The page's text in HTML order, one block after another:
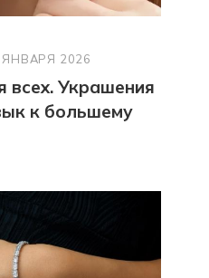
ЯНВАРЯ 2026
всех. Украшения
к большему